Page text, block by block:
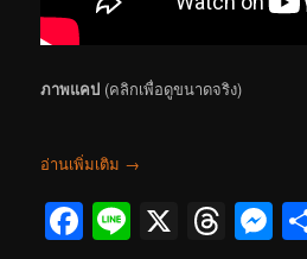
ภาพแคป (คลิกเพื่อดูขนาดจริง)
อ่านเพิ่มเติม →
Facebook
Line
X